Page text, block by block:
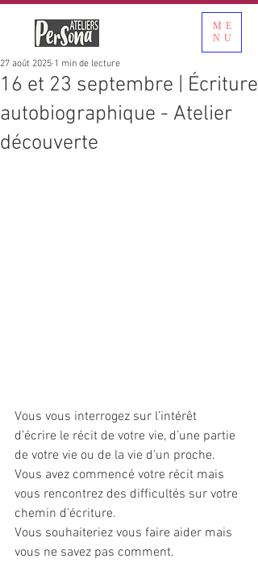
ME
NU
16 et 23 septembre | Écriture
autobiographique - Atelier
découverte
27 août 2025 1 min de lecture
Vous vous interrogez sur l’intérêt
d’écrire le récit de votre vie, d’une partie
de votre vie ou de la vie d’un proche.
Vous avez commencé votre récit mais
vous rencontrez des difficultés sur votre
chemin d’écriture.
Vous souhaiteriez vous faire aider mais
vous ne savez pas comment.